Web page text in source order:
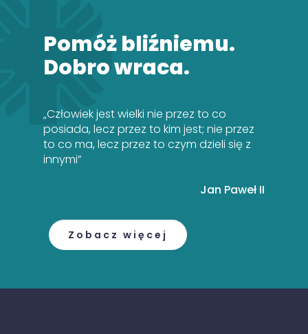
Pomóż bliźniemu.
Dobro wraca.
„Człowiek jest wielki nie przez to co
posiada, lecz przez to kim jest; nie przez
to co ma, lecz przez to czym dzieli się z
innymi”
Jan Paweł II
Zobacz więcej